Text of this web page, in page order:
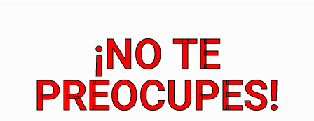
¡NO TE
PREOCUPES!